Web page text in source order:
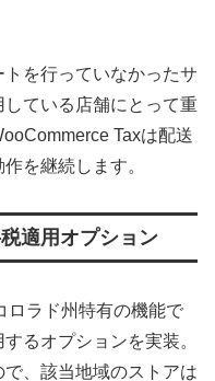
を行っていなかったサ
ている店舗にとって重
Taxは配送
を継続します。
適用オプション
ロラド州特有の機能で
るオプションを実装。
、該当地域のストアは